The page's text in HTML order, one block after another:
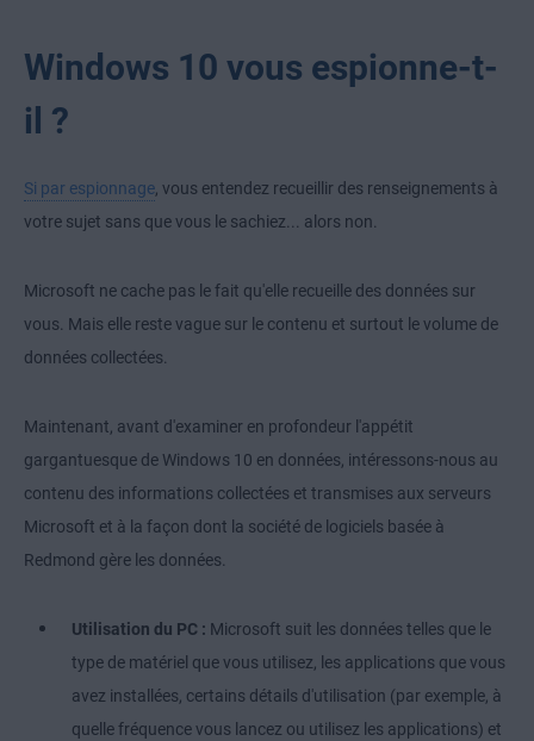
Windows 10 vous espionne-t-
il ?
Si par espionnage, vous entendez recueillir des renseignements à
votre sujet sans que vous le sachiez... alors non.
Microsoft ne cache pas le fait qu'elle recueille des données sur
vous. Mais elle reste vague sur le contenu et surtout le volume de
données collectées.
Maintenant, avant d'examiner en profondeur l'appétit
gargantuesque de Windows 10 en données, intéressons-nous au
contenu des informations collectées et transmises aux serveurs
Microsoft et à la façon dont la société de logiciels basée à
Redmond gère les données.
Utilisation du PC : Microsoft suit les données telles que le
type de matériel que vous utilisez, les applications que vous
avez installées, certains détails d'utilisation (par exemple, à
quelle fréquence vous lancez ou utilisez les applications) et